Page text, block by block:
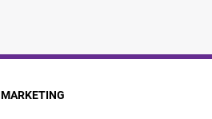
MARKETING